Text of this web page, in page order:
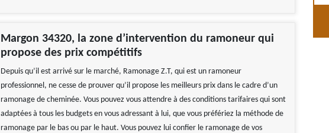
Margon 34320, la zone d’intervention du ramoneur qui
propose des prix compétitifs
Depuis qu’il est arrivé sur le marché, Ramonage Z.T, qui est un ramoneur
professionnel, ne cesse de prouver qu’il propose les meilleurs prix dans le cadre d’un
ramonage de cheminée. Vous pouvez vous attendre à des conditions tarifaires qui sont
adaptées à tous les budgets en vous adressant à lui, que vous préfériez la méthode de
ramonage par le bas ou par le haut. Vous pouvez lui confier le ramonage de vos